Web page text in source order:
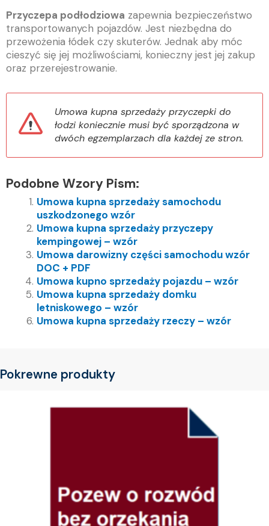
Przyczepa podłodziowa zapewnia bezpieczeństwo
transportowanych pojazdów. Jest niezbędna do
przewożenia łódek czy skuterów. Jednak aby móc
cieszyć się jej możliwościami, konieczny jest jej zakup
oraz przerejestrowanie.
Umowa kupna sprzedaży przyczepki do
łodzi koniecznie musi być sporządzona w
dwóch egzemplarzach dla każdej ze stron.
Podobne Wzory Pism:
Umowa kupna sprzedaży samochodu
uszkodzonego wzór
Umowa kupna sprzedaży przyczepy
kempingowej – wzór
Umowa darowizny części samochodu wzór
DOC + PDF
Umowa kupno sprzedaży pojazdu – wzór
Umowa kupna sprzedaży domku
letniskowego – wzór
Umowa kupna sprzedaży rzeczy – wzór
Pokrewne produkty